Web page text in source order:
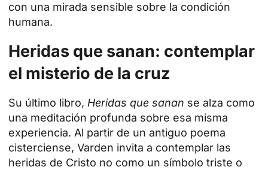
con una mirada sensible sobre la condición
humana.
Heridas que sanan: contemplar
el misterio de la cruz
Su último libro, Heridas que sanan se alza como
una meditación profunda sobre esa misma
experiencia. Al partir de un antiguo poema
cisterciense, Varden invita a contemplar las
heridas de Cristo no como un símbolo triste o